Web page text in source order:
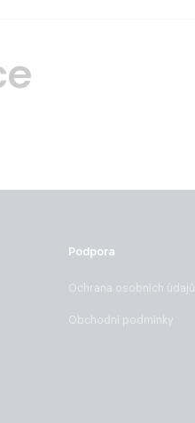
Podpora
Ochrana osobních údajů
Obchodní podmínky